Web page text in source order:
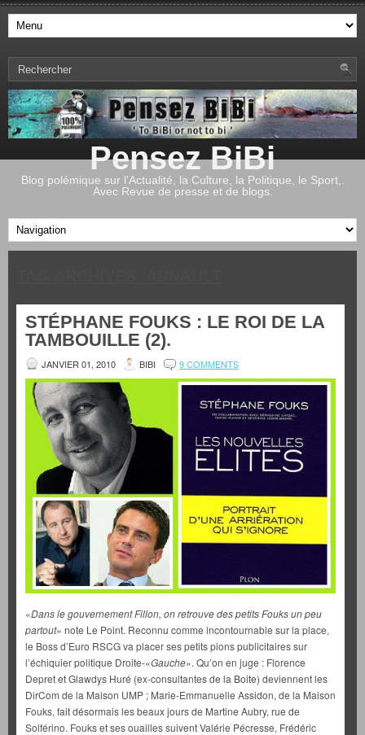
Pensez BiBi
Blog polémique sur l'Actualité, la Culture, la Politique, le Sport,.
Avec Revue de presse et de blogs.
STÉPHANE FOUKS : LE ROI DE LA
TAMBOUILLE (2).
JANVIER 01, 2010 BIBI 9 COMMENTS
«Dans le gouvernement Fillon, on retrouve des petits Fouks un peu
partout» note Le Point. Reconnu comme incontournable sur la place,
le Boss d’Euro RSCG va placer ses petits pions publicitaires sur
l’échiquier politique Droite-«Gauche». Qu’on en juge : Florence
Depret et Glawdys Huré (ex-consultantes de la Boite) deviennent les
DirCom de la Maison UMP ; Marie-Emmanuelle Assidon, de la Maison
Fouks, fait désormais les beaux jours de Martine Aubry, rue de
Solférino. Fouks et ses ouailles suivent Valérie Pécresse, Frédéric